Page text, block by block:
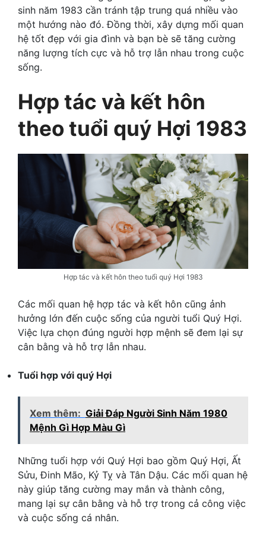
sinh năm 1983 cần tránh tập trung quá nhiều vào
một hướng nào đó. Đồng thời, xây dựng mối quan
hệ tốt đẹp với gia đình và bạn bè sẽ tăng cường
năng lượng tích cực và hỗ trợ lẫn nhau trong cuộc
sống.
Hợp tác và kết hôn
theo tuổi quý Hợi 1983
Hợp tác và kết hôn theo tuổi quý Hợi 1983
Các mối quan hệ hợp tác và kết hôn cũng ảnh
hưởng lớn đến cuộc sống của người tuổi Quý Hợi.
Việc lựa chọn đúng người hợp mệnh sẽ đem lại sự
cân bằng và hỗ trợ lẫn nhau.
Tuổi hợp với quý Hợi
Xem thêm: Giải Đáp Người Sinh Năm 1980
Mệnh Gì Hợp Màu Gì
Những tuổi hợp với Quý Hợi bao gồm Quý Hợi, Ất
Sửu, Đinh Mão, Kỷ Tỵ và Tân Dậu. Các mối quan hệ
này giúp tăng cường may mắn và thành công,
mang lại sự cân bằng và hỗ trợ trong cả công việc
và cuộc sống cá nhân.